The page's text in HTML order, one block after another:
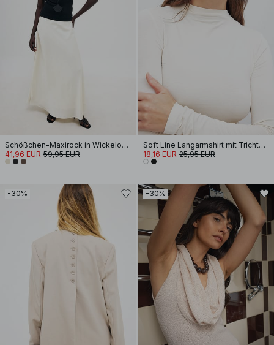
Schößchen-Maxirock in Wickeloptik
41,96 EUR 59,95 EUR
Soft Line Langarmshirt mit Trichterhals
18,16 EUR 25,95 EUR
-30% -30%